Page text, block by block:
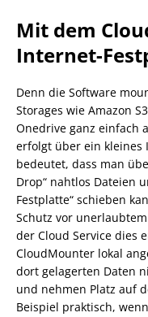
Mit dem
Internet-
Denn die Software
Storages wie Amazon
Onedrive ganz einfach
erfolgt über ein kleines
bedeutet, dass man
Drop“ nahtlos Dateien
Festplatte“ schieben
Schutz vor
der Cloud Service dies
CloudMounter lokal
dort gelagerten Daten
und nehmen Platz auf
Beispiel praktisch,